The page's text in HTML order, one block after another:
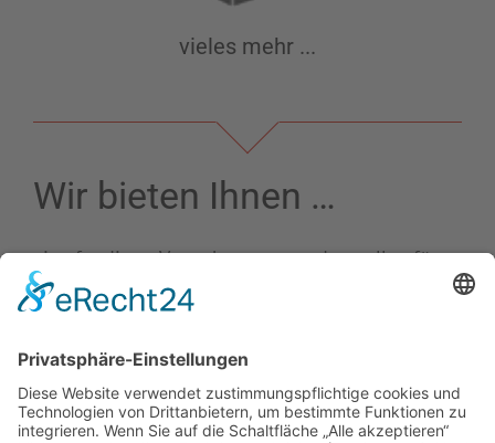
vieles mehr ...
Wir bieten Ihnen …
eine fundierte Vorortberatung und erstellen für
alle im Zusammenhang mit der Sanierung,
Neuerstellung oder Reparatur anfallenden
Angebot unter Berücksichtigung der
neuesten Stand der Technik bzw. dem
Fachregelwerk des Dachdeckerhandwerks.